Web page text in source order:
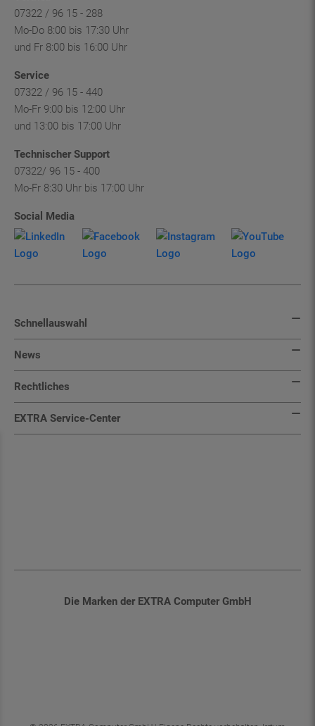
Mo-Do 8:00 bis 17:30 Uhr
und Fr 8:00 bis 16:00 Uhr
07322 / 96 15 - 440
Mo-Fr 9:00 bis 12:00 Uhr
und 13:00 bis 17:00 Uhr
07322/ 96 15 - 400
Mo-Fr 8:30 Uhr bis 17:00 Uhr
News
Rechtliches
EXTRA Service-Center
Die Marken der EXTRA Computer GmbH